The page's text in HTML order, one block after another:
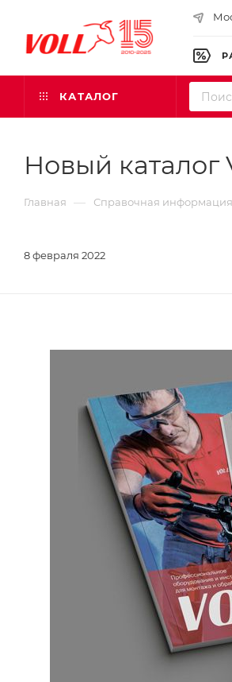
КАТАЛОГ
Новый каталог
Главная — Справочная информация
8 февраля 2022